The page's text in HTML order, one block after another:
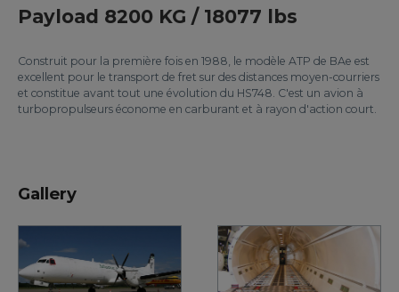
Payload 8200 KG / 18077 lbs
Construit pour la première fois en 1988, le modèle ATP de BAe est
excellent pour le transport de fret sur des distances moyen-courriers
et constitue avant tout une évolution du HS748. C'est un avion à
turbopropulseurs économe en carburant et à rayon d'action court.
Gallery